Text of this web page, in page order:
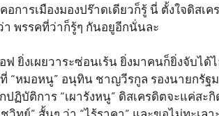
การเมืองมองปร๊าดเดียวก็รู้ นี่ ตั้งใจดิสเ
า พรรคที่ว่าก็รู้ๆ กันอยูอีกนั่นละ
ฟ ยิ่งเผยวาระซ่อนเร้น ยิ่งมาคนก็ยิ่งจับไ
“หมอหนู” อนุทิน ชาญวีรกูล รองนายกรั
ฏิบัติการ “เผารังหนู” ดิสเครดิตจะแค่สะ